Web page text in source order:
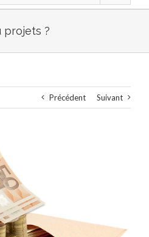
projets ?
Précédent Suivant